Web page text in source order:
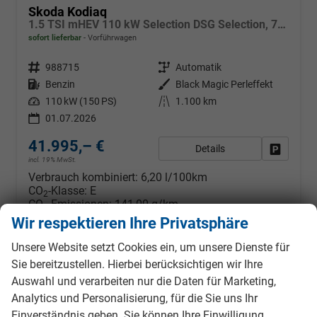
Skoda Kodiaq
1.5 TSI mHEV 110 kW Selection DSG Selection, 7-Sitzer, AHK, Navi, Side, Kamera, Winter, 4 J.- Garantie
sofort lieferbar Vorführwagen
Fahrzeugnr. 988715 Getriebe Automatik
Kraftstoff Benzin Außenfarbe
Black Magic Perleffekt
Leistung 110 kW (150 PS) Kilometerstand
1.100 km
01.07.2026
41.995,– €
incl. 19% MwSt.
Details
Verbrauch kombiniert: 6,20 l/100km
CO2-Klasse: E
CO2-Emissionen:141,00 g/km
ab 372,– € mtl.
Wir respektieren Ihre Privatsphäre
Unsere Website setzt Cookies ein, um unsere Dienste für
Sie bereitzustellen. Hierbei berücksichtigen wir Ihre
Auswahl und verarbeiten nur die Daten für Marketing,
Analytics und Personalisierung, für die Sie uns Ihr